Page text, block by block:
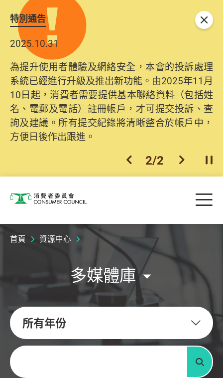
特別通告
2025.10.31
為提升使用者體驗及網絡安全，本會的投訴處理
系統已經進行升級及推出新功能。由2025年11月
10日起，消費者需要提供基本聯絡資料（包括姓
名、電郵及電話）註冊帳戶，才可提交投訴、查
詢及建議。所有提交紀錄將清晰整合於帳戶中，
方便日後作出跟進。
上一個
2/2 下一個開
關閉
消費者委員會 目
首頁 資源中心
多媒體庫
所有年份
關鍵字
搜尋